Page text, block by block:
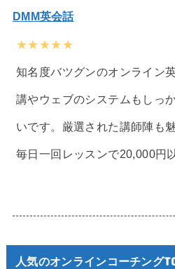
DMM英会話
★★★★★
知名度バツグンのオンライン
講やウェブのシステムもしっ
いです。厳選された講師陣も
毎日一回レッスンで20,000円
人気のオンラインコーチング